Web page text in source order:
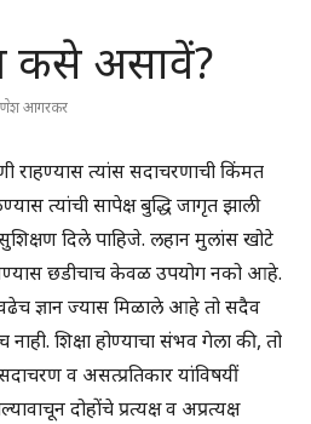
कसे असावें?
आगरकर
राहण्यास त्यांस सदाचरणाची किंमत
त्यांची सापेक्ष बुद्धि जागृत झाली
दिले पाहिजे. लहान मुलांस खोटे
छडीचाच केवळ उपयोग नको आहे.
ज्ञान ज्यास मिळाले आहे तो सदैव
शिक्षा होण्याचा संभव गेला की, तो
व असत्प्रतिकार यांविषयीं
दोहोंचे प्रत्यक्ष व अप्रत्यक्ष